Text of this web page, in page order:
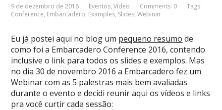
9 de dezembro de 2016 Eventos,Vídeo Comments: 0
Tags:
Conference, Embarcadero, Examples, Slides,Webinar
Eu já postei aqui no blog um pequeno resumo de
como foi a Embarcadero Conference 2016, contendo
inclusive o link para todos os slides e exemplos. Mas
no dia 30 de novembro 2016 a Embarcadero fez um
Webinar com as 5 palestras mais bem avaliadas
durante o evento e decidi reunir aqui os vídeos e links
pra você curtir cada sessão: